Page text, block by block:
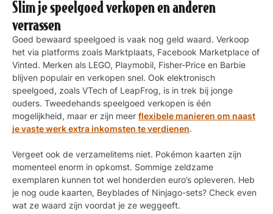
Slim je speelgoed verkopen en anderen
verrassen
Goed bewaard speelgoed is vaak nog geld waard. Verkoop
het via platforms zoals Marktplaats, Facebook Marketplace of
Vinted. Merken als LEGO, Playmobil, Fisher-Price en Barbie
blijven populair en verkopen snel. Ook elektronisch
speelgoed, zoals VTech of LeapFrog, is in trek bij jonge
ouders. Tweedehands speelgoed verkopen is één
mogelijkheid, maar er zijn meer flexibele manieren om naast
je vaste werk extra inkomsten te verdienen.
Vergeet ook de verzamelitems niet. Pokémon kaarten zijn
momenteel enorm in opkomst. Sommige zeldzame
exemplaren kunnen tot wel honderden euro’s opleveren. Heb
je nog oude kaarten, Beyblades of Ninjago-sets? Check even
wat ze waard zijn voordat je ze weggeeft.